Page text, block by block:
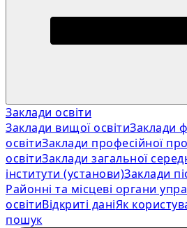
Заклади освіти
Заклади вищої освітиЗаклади
освітиЗаклади професійної
освітиЗаклади загальної
інститути (установи)Заклади
Районні та місцеві органи
освітиВідкриті даніЯк
пошук